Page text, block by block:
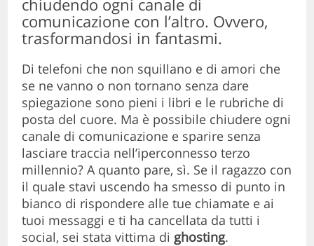
comunicazione con l’altro. Ovvero,
trasformandosi in fantasmi.
Di telefoni che non squillano e di amori che
se ne vanno o non tornano senza dare
spiegazione sono pieni i libri e le rubriche di
posta del cuore. Ma è possibile chiudere ogni
canale di comunicazione e sparire senza
lasciare traccia nell’iperconnesso terzo
millennio? A quanto pare, sì. Se il ragazzo con
il quale stavi uscendo ha smesso di punto in
bianco di rispondere alle tue chiamate e ai
tuoi messaggi e ti ha cancellata da tutti i
social, sei stata vittima di ghosting.